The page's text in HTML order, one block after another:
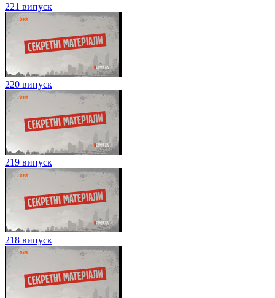
221 випуск
220 випуск
219 випуск
218 випуск